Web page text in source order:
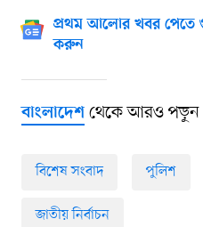
প্রথম আলোর খবর পেতে
করুন
বাংলাদেশথেকে আরও পড়ুন
বিশেষ সংবাদ পুলিশ
জাতীয় নির্বাচন